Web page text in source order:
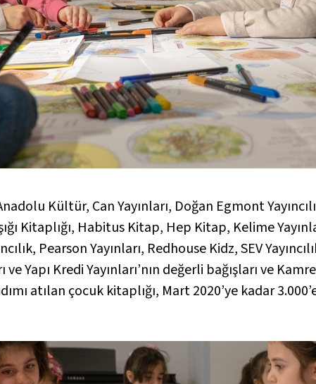
Kültür, Can Yayınları, Doğan Egmont
Kitaplığı, Habitus Kitap, Hep Kitap, Kelime
Pearson Yayınları, Redhouse Kidz, SEV
ve Yapı Kredi Yayınları’nın değerli bağışları ve
atılan çocuk kitaplığı, Mart 2020’ye kadar